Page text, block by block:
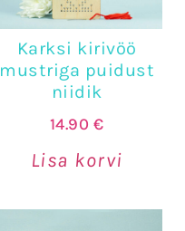
Karksi kirivöö
mustriga puidust
niidik
14.90 €
Lisa korvi